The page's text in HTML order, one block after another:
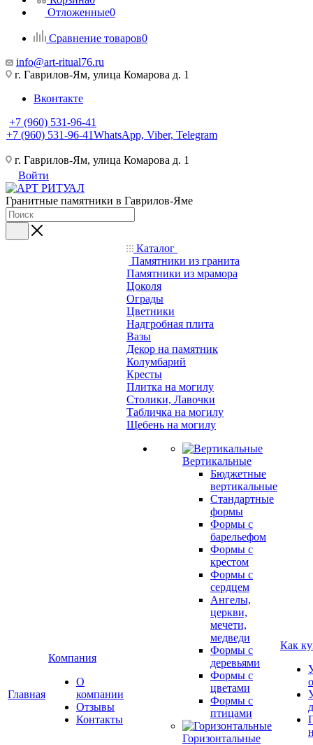
Отложенные0
Сравнение товаров0
info@art-ritual76.ru
г. Гаврилов-Ям, улица Комарова д. 1
Вконтакте
+7 (960) 531-96-41
+7 (960) 531-96-41WhatsApp, Viber, Telegram
г. Гаврилов-Ям, улица Комарова д. 1
Войти
Гранитные памятники в Гаврилов-Яме
Главная
Компания
О
компании
Отзывы
Контакты
Каталог
Памятники из гранита
Памятники из мрамора
Цоколя
Ограды
Цветники
Надгробная плита
Вазы
Декор на памятник
Колумбарий
Кресты
Плитка на могилу
Столики, Лавочки
Табличка на могилу
Щебень на могилу
Вертикальные
Бюджетные
вертикальные
Стандартные
формы
Формы с
барельефом
Формы с
крестом
Формы с
сердцем
Ангелы,
церкви,
мечети,
медведи
Формы с
деревьями
Формы с
цветами
Формы с
птицами
Горизонтальные
Как